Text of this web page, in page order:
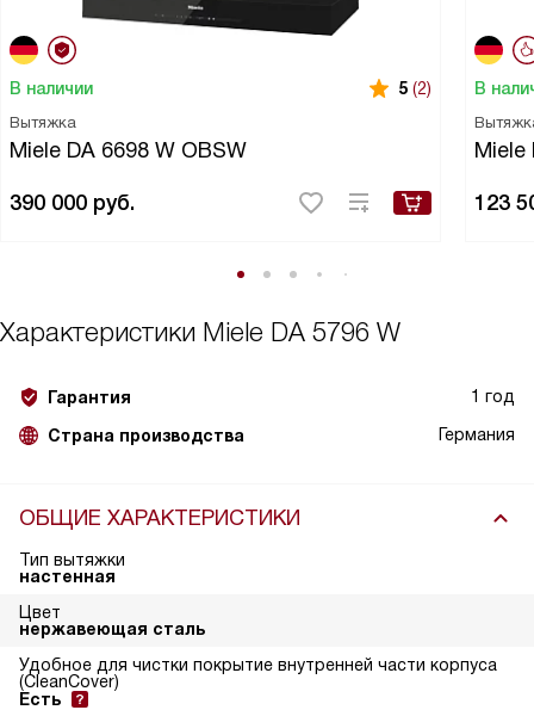
В наличии 5 (2)
Вытяжка
Miele DA 6698 W OBSW
390 000 руб.
В
Miele
123
Характеристики Miele DA 5796 W
Гарантия 1 год
Страна производства Германия
ОБЩИЕ ХАРАКТЕРИСТИКИ
Тип вытяжки
настенная
Цвет
нержавеющая сталь
Удобное для чистки покрытие внутренней части корпуса
(CleanCover)
Есть